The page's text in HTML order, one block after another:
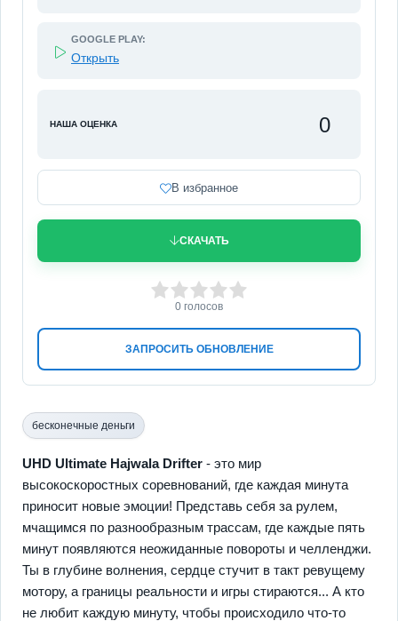
GOOGLE PLAY:
Открыть
НАША ОЦЕНКА 0
В избранное
СКАЧАТЬ
ЗАПРОСИТЬ ОБНОВЛЕНИЕ
3 4 5
0 голосов
бесконечные деньги
UHD Ultimate Hajwala Drifter - это мир
высокоскоростных соревнований, где каждая минута
приносит новые эмоции! Представь себя за рулем,
мчащимся по разнообразным трассам, где каждые пять
минут появляются неожиданные повороты и челленджи.
Ты в глубине волнения, сердце стучит в такт ревущему
мотору, а границы реальности и игры стираются... А кто
не любит каждую минуту, чтобы происходило что-то